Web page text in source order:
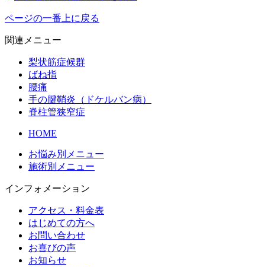
ページの一番上に戻る
関連メニュー
梨状筋症候群
ばね指
腰痛
手の腱鞘炎（ドケルバン病）
脊柱管狭窄症
HOME
お悩み別メニュー
施術別メニュー
インフォメーション
アクセス・料金表
はじめての方へ
お問い合わせ
お喜びの声
お知らせ